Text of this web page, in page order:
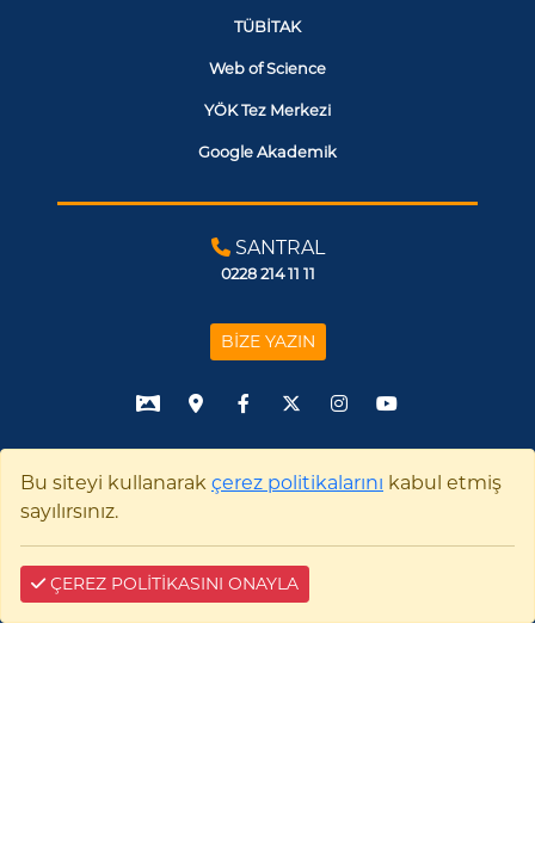
TÜBİTAK
Web of Science
YÖK Tez Merkezi
Google Akademik
SANTRAL
0228 214 11 11
BİZE YAZIN
Bu siteyi kullanarak çerez politikalarını kabul etmiş
sayılırsınız.
ÇEREZ POLİTİKASINI ONAYLA